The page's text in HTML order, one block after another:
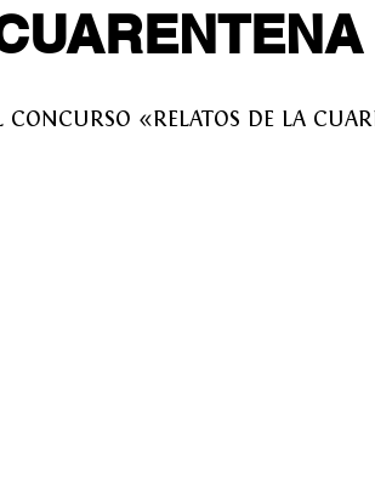
CONCURSO «RELATOS DE LA